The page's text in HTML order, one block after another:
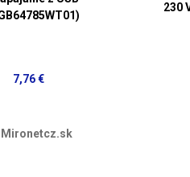
7,76 €
230